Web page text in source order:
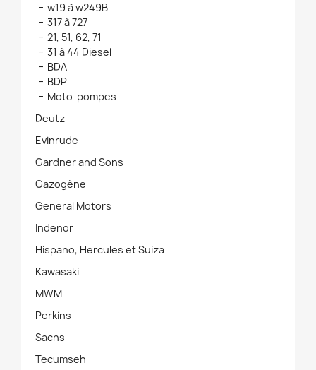
w19 à w249B
317 à 727
21, 51, 62, 71
31 à 44 Diesel
BDA
BDP
Moto-pompes
Deutz
Evinrude
Gardner and Sons
Gazogène
General Motors
Indenor
Hispano, Hercules et Suiza
Kawasaki
MWM
Perkins
Sachs
Tecumseh